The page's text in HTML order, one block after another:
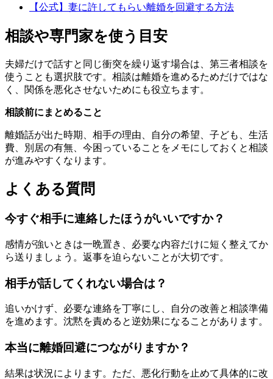
【公式】妻に許してもらい離婚を回避する方法
相談や専門家を使う目安
夫婦だけで話すと同じ衝突を繰り返す場合は、第三者相談を
使うことも選択肢です。相談は離婚を進めるためだけではな
く、関係を悪化させないためにも役立ちます。
相談前にまとめること
離婚話が出た時期、相手の理由、自分の希望、子ども、生活
費、別居の有無、今困っていることをメモにしておくと相談
が進みやすくなります。
よくある質問
今すぐ相手に連絡したほうがいいですか？
感情が強いときは一晩置き、必要な内容だけに短く整えてか
ら送りましょう。返事を迫らないことが大切です。
相手が話してくれない場合は？
追いかけず、必要な連絡を丁寧にし、自分の改善と相談準備
を進めます。沈黙を責めると逆効果になることがあります。
本当に離婚回避につながりますか？
結果は状況によります。ただ、悪化行動を止めて具体的に改